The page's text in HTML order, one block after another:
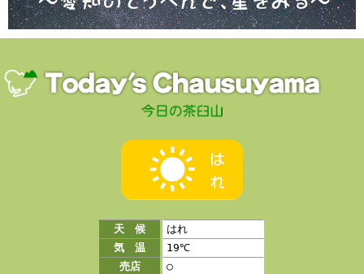
天 候
はれ
気 温
19℃
売店
○